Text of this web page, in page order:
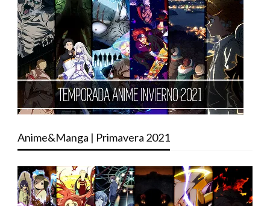
Anime&Manga | Primavera 2021